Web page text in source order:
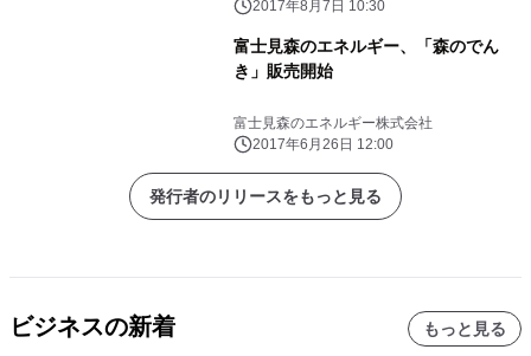
2017年8月7日 10:30
富士見森のエネルギー、「森のでん
き」販売開始
富士見森のエネルギー株式会社
2017年6月26日 12:00
発行者のリリースをもっと見る
ビジネスの新着 もっと見る